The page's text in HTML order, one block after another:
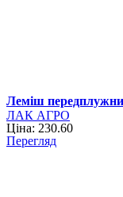
Леміш
ЛАК АГРО
Ціна: 230.60
Перегляд